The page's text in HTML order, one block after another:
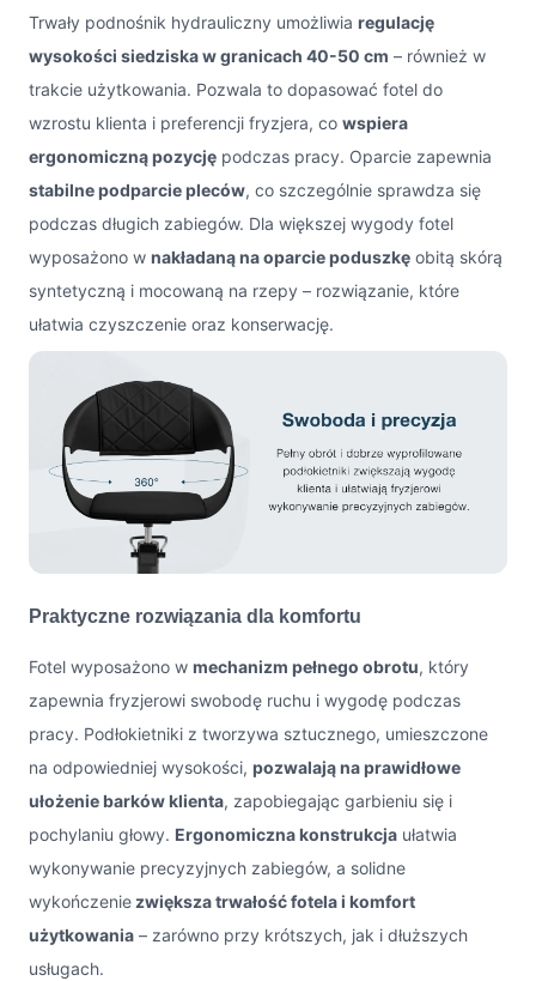
Trwały podnośnik hydrauliczny umożliwia regulację
wysokości siedziska w granicach 40-50 cm – również w
trakcie użytkowania. Pozwala to dopasować fotel do
wzrostu klienta i preferencji fryzjera, co wspiera
ergonomiczną pozycję podczas pracy. Oparcie zapewnia
stabilne podparcie pleców, co szczególnie sprawdza się
podczas długich zabiegów. Dla większej wygody fotel
wyposażono w nakładaną na oparcie poduszkę obitą skórą
syntetyczną i mocowaną na rzepy – rozwiązanie, które
ułatwia czyszczenie oraz konserwację.
Praktyczne rozwiązania dla komfortu
Fotel wyposażono w mechanizm pełnego obrotu, który
zapewnia fryzjerowi swobodę ruchu i wygodę podczas
pracy. Podłokietniki z tworzywa sztucznego, umieszczone
na odpowiedniej wysokości, pozwalają na prawidłowe
ułożenie barków klienta, zapobiegając garbieniu się i
pochylaniu głowy. Ergonomiczna konstrukcja ułatwia
wykonywanie precyzyjnych zabiegów, a solidne
wykończenie zwiększa trwałość fotela i komfort
użytkowania – zarówno przy krótszych, jak i dłuższych
usługach.